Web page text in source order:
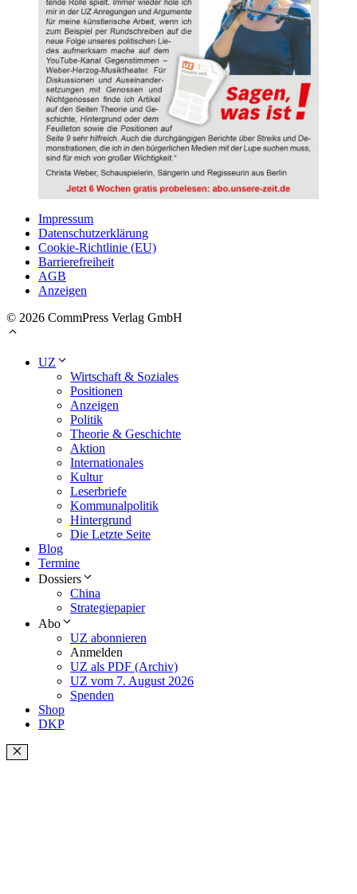
Impressum
Datenschutzerklärung
Cookie-Richtlinie (EU)
Barrierefreiheit
AGB
Anzeigen
© 2026 CommPress Verlag GmbH
UZ
Wirtschaft & Soziales
Positionen
Anzeigen
Politik
Theorie & Geschichte
Aktion
Internationales
Kultur
Leserbriefe
Kommunalpolitik
Hintergrund
Die Letzte Seite
Blog
Termine
Dossiers
China
Strategiepapier
Abo
UZ abonnieren
Anmelden
UZ als PDF (Archiv)
UZ vom 7. August 2026
Spenden
Shop
DKP
Schließen